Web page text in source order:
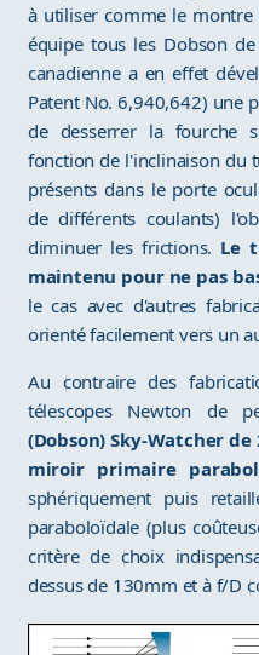
à utiliser comme le montre
équipe tous les Dobson
canadienne a en effet
Patent No. 6,940,642) une
de desserrer la fourche
fonction de l'inclinaison du
présents dans le porte
de différents coulants)
diminuer les frictions. Le
maintenu pour ne pas
le cas avec d'autres
orienté facilement vers un
Au contraire des
télescopes Newton de
(Dobson) Sky-Watcher
miroir primaire
sphériquement puis
paraboloïdale (plus
critère de choix
dessus de 130mm et à f/D